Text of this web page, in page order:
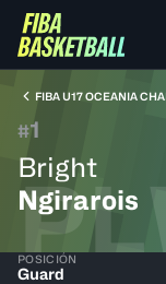
FIBA U17 OCEANIA
#1
Bright
Ngirarois
POSICIÓN
Guard